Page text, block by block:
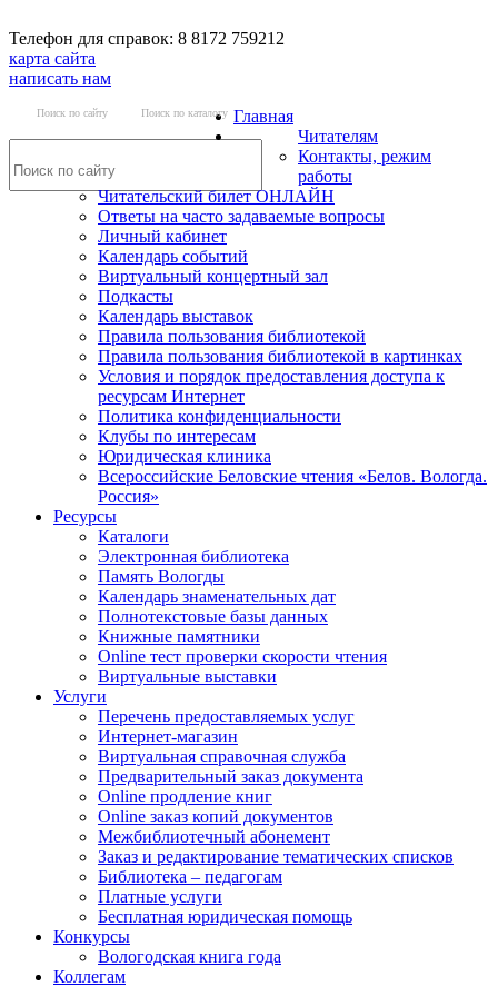
Телефон для справок: 8 8172 759212
карта сайта
написать нам
Поиск по сайту Поиск по каталогу Главная
Читателям
Контакты, режим
работы
Читательский билет ОНЛАЙН
Ответы на часто задаваемые вопросы
Личный кабинет
Календарь событий
Виртуальный концертный зал
Подкасты
Календарь выставок
Правила пользования библиотекой
Правила пользования библиотекой в картинках
Условия и порядок предоставления доступа к
ресурсам Интернет
Политика конфиденциальности
Клубы по интересам
Юридическая клиника
Всероссийские Беловские чтения «Белов. Вологда.
Россия»
Ресурсы
Каталоги
Электронная библиотека
Память Вологды
Календарь знаменательных дат
Полнотекстовые базы данных
Книжные памятники
Online тест проверки скорости чтения
Виртуальные выставки
Услуги
Перечень предоставляемых услуг
Интернет-магазин
Виртуальная справочная служба
Предварительный заказ документа
Online продление книг
Online заказ копий документов
Межбиблиотечный абонемент
Заказ и редактирование тематических списков
Библиотека – педагогам
Платные услуги
Бесплатная юридическая помощь
Конкурсы
Вологодская книга года
Коллегам